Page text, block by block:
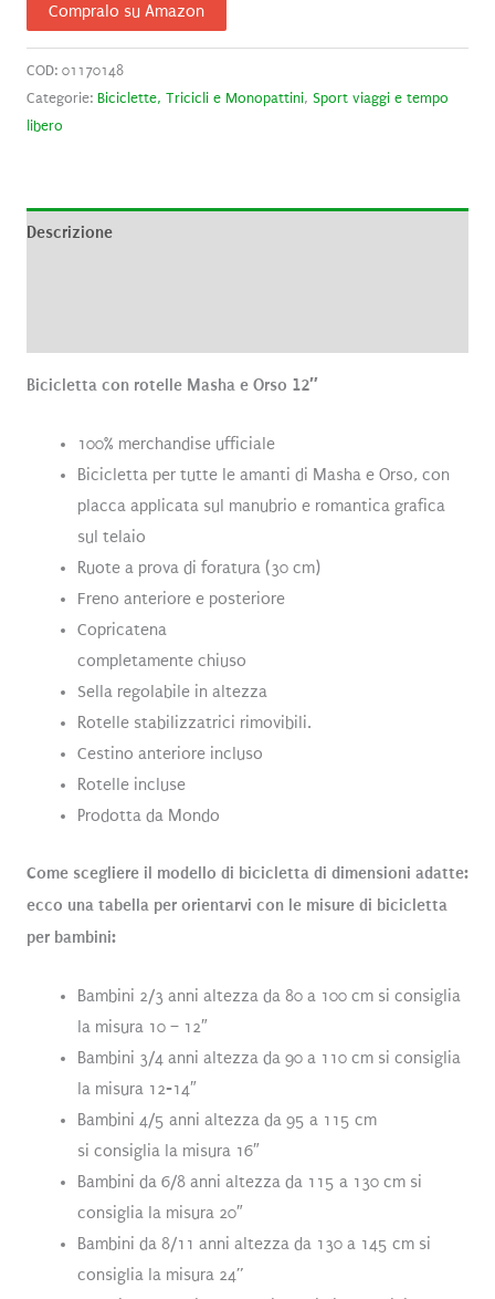
Compralo su Amazon
COD: 01170148
Categorie: Biciclette, Tricicli e Monopattini, Sport viaggi e tempo
libero
Descrizione
Bicicletta con rotelle Masha e Orso 12″
100% merchandise ufficiale
Bicicletta per tutte le amanti di Masha e Orso, con
placca applicata sul manubrio e romantica grafica
sul telaio
Ruote a prova di foratura (30 cm)
Freno anteriore e posteriore
Copricatena
completamente chiuso
Sella regolabile in altezza
Rotelle stabilizzatrici rimovibili.
Cestino anteriore incluso
Rotelle incluse
Prodotta da Mondo
Come scegliere il modello di bicicletta di dimensioni adatte:
ecco una tabella per orientarvi con le misure di bicicletta
per bambini:
Bambini 2/3 anni altezza da 80 a 100 cm si consiglia
la misura 10 – 12″
Bambini 3/4 anni altezza da 90 a 110 cm si consiglia
la misura 12-14″
Bambini 4/5 anni altezza da 95 a 115 cm
si consiglia la misura 16″
Bambini da 6/8 anni altezza da 115 a 130 cm si
consiglia la misura 20″
Bambini da 8/11 anni altezza da 130 a 145 cm si
consiglia la misura 24”